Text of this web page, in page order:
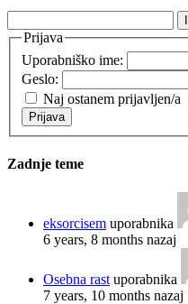
Prijava
Uporabniško ime:
Geslo:
Naj ostanem prijavljen/a
Prijava
Zadnje teme
eksorcisem uporabnika
6 years, 8 months nazaj
Osebna rast uporabnika
7 years, 10 months nazaj